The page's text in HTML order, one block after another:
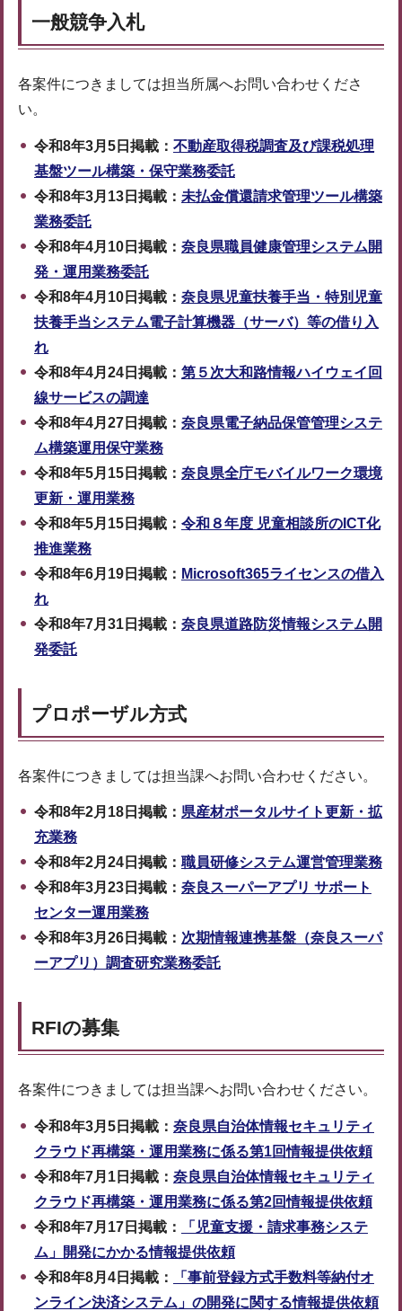
一般競争入札
各案件につきましては担当所属へお問い合わせくださ
い。
令和8年3月5日掲載： 不動産取得税調査及び課税処理
基盤ツール構築・保守業務委託
令和8年3月13日掲載： 未払金償還請求管理ツール構築
業務委託
令和8年4月10日掲載： 奈良県職員健康管理システム開
発・運用業務委託
令和8年4月10日掲載： 奈良県児童扶養手当・特別児童
扶養手当システム電子計算機器（サーバ）等の借り入
れ
令和8年4月24日掲載： 第５次大和路情報ハイウェイ回
線サービスの調達
令和8年4月27日掲載： 奈良県電子納品保管管理システ
ム構築運用保守業務
令和8年5月15日掲載： 奈良県全庁モバイルワーク環境
更新・運用業務
令和8年5月15日掲載： 令和８年度 児童相談所のICT化
推進業務
令和8年6月19日掲載： Microsoft365ライセンスの借入
れ
令和8年7月31日掲載： 奈良県道路防災情報システム開
発委託
プロポーザル方式
各案件につきましては担当課へお問い合わせください。
令和8年2月18日掲載： 県産材ポータルサイト更新・拡
充業務
令和8年2月24日掲載： 職員研修システム運営管理業務
令和8年3月23日掲載： 奈良スーパーアプリ サポート
センター運用業務
令和8年3月26 日掲載： 次期情報連携基盤（奈良スーパ
ーアプリ）調査研究業務委託
RFIの募集
各案件につきましては担当課へお問い合わせください。
令和8年3月5日掲載： 奈良県自治体情報セキュリティ
クラウド再構築・運用業務に係る第1回情報提供依頼
令和8年7月1日掲載： 奈良県自治体情報セキュリティ
クラウド再構築・運用業務に係る第2回情報提供依頼
令和8年7月17日掲載：
「児童支援・請求事務システ
ム」開発にかかる情報提供依頼
令和8年8月4日掲載：
「事前登録方式手数料等納付オ
ンライン決済システム」の開発に関する情報提供依頼